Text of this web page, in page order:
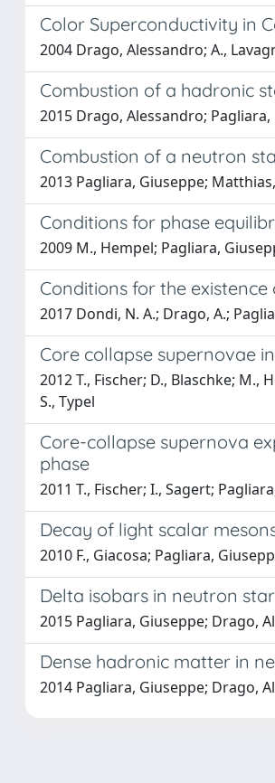
Color Superconductivity in
2004 Drago, Alessandro; A.,
Combustion of a hadronic
2015 Drago, Alessandro;
Combustion of a neutron
2013 Pagliara, Giuseppe;
Conditions for phase
2009 M., Hempel; Pagliara,
Conditions for the
2017 Dondi, N. A.; Drago, A.;
Core collapse supernovae
2012 T., Fischer; D., Blaschke; M.,
S., Typel
Core-collapse supernova
phase
2011 T., Fischer; I., Sagert;
Decay of light scalar
2010 F., Giacosa; Pagliara,
Delta isobars in neutron
2015 Pagliara, Giuseppe; Drago,
Dense hadronic matter in
2014 Pagliara, Giuseppe; Drago,